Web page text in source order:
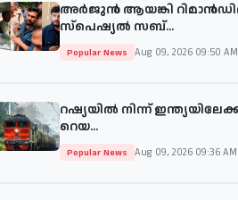
അർജുൻ ആയങ്കി
സ്പെഷ്യൽ സബ്...
Popular News Aug 09, 2026 09:50 AM
റഷ്യയിൽ നിന്ന്
റെയ...
Popular News Aug 09, 2026 09:36 AM